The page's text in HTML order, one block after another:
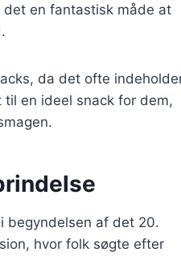
det en fantastisk måde at
da det ofte
en ideel snack for dem,
begyndelsen af det 20.
hvor folk søgte efter